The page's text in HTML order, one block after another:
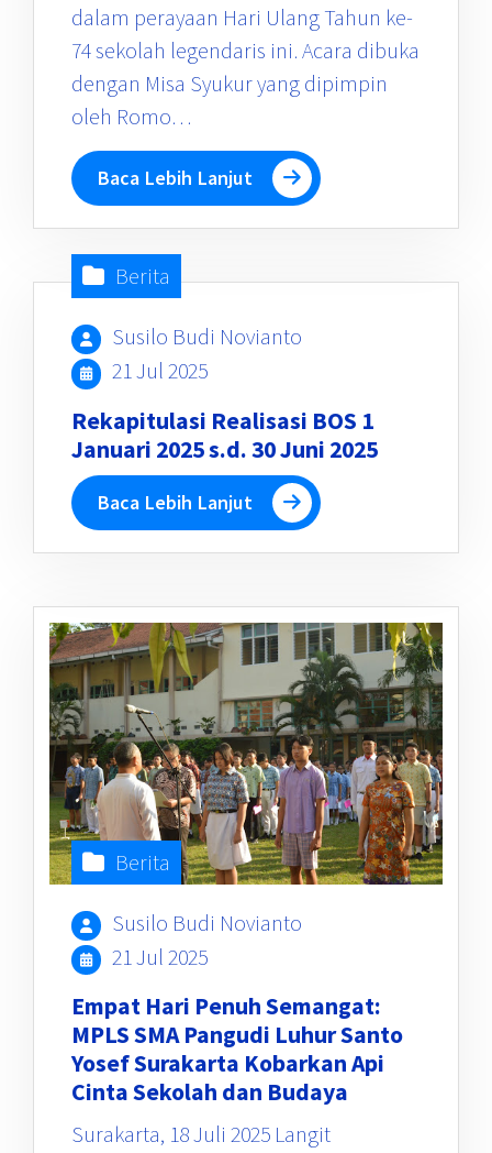
dalam perayaan Hari Ulang Tahun ke-
74 sekolah legendaris ini. Acara dibuka
dengan Misa Syukur yang dipimpin
oleh Romo…
Baca Lebih Lanjut
Berita
Susilo Budi Novianto
21 Jul 2025
Rekapitulasi Realisasi BOS 1
Januari 2025 s.d. 30 Juni 2025
Baca Lebih Lanjut
Berita
Susilo Budi Novianto
21 Jul 2025
Empat Hari Penuh Semangat:
MPLS SMA Pangudi Luhur Santo
Yosef Surakarta Kobarkan Api
Cinta Sekolah dan Budaya
Surakarta, 18 Juli 2025 Langit